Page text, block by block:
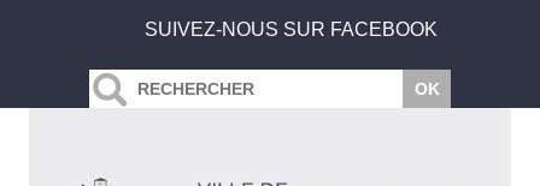
SUIVEZ-NOUS SUR FACEBOOK